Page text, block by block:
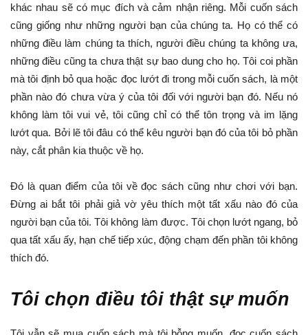
khác nhau sẽ có mục đích và cảm nhận riêng. Mỗi cuốn sách
cũng giống như những người bạn của chúng ta. Họ có thể có
những điều làm chúng ta thích, người điều chúng ta không ưa,
những điều cũng ta chưa thật sự bao dung cho họ. Tôi coi phần
mà tôi định bỏ qua hoặc đọc lướt đi trong mỗi cuốn sách, là một
phần nào đó chưa vừa ý của tôi đối với người bạn đó. Nếu nó
không làm tôi vui vẻ, tôi cũng chỉ có thể tôn trọng và im lặng
lướt qua. Bởi lẽ tôi đâu có thể kêu người bạn đó của tôi bỏ phần
này, cắt phân kia thuộc về họ.
Đó là quan điểm của tôi về đọc sách cũng như chơi với bạn.
Đừng ai bắt tôi phải giả vờ yêu thích một tất xấu nào đó của
người bạn của tôi. Tôi không làm được. Tôi chọn lướt ngang, bỏ
qua tất xấu ấy, hạn chế tiếp xúc, động chạm đến phần tôi không
thích đó.
Tôi chọn điều tôi thật sự muốn